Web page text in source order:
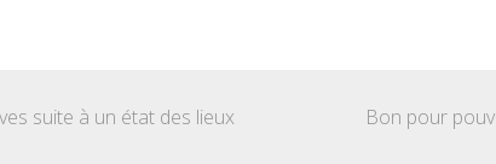
suite à un état des lieux